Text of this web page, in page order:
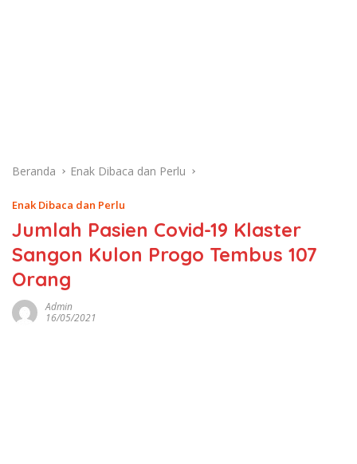
Beranda Enak Dibaca dan Perlu
Enak Dibaca dan Perlu
Jumlah Pasien Covid-19 Klaster
Sangon Kulon Progo Tembus 107
Orang
Admin
16/05/2021